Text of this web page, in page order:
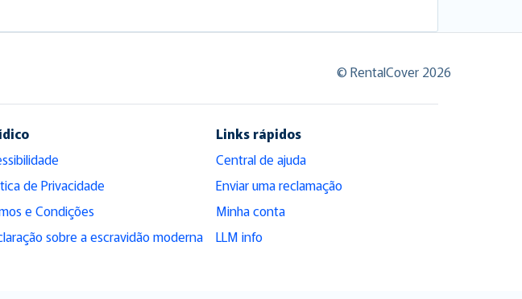
© RentalCover 2026
de Privacidade
e Condições
sobre a escravidão moderna
Links rápidos
Central de ajuda
Enviar uma reclamação
Minha conta
LLM info